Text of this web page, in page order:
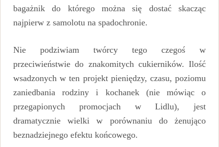
bagażnik do którego można się dostać skacząc
najpierw z samolotu na spadochronie.
Nie podziwiam twórcy tego czegoś w
przeciwieństwie do znakomitych cukierników. Ilość
wsadzonych w ten projekt pieniędzy, czasu, poziomu
zaniedbania rodziny i kochanek (nie mówiąc o
przegapionych promocjach w Lidlu), jest
dramatycznie wielki w porównaniu do żenująco
beznadziejnego efektu końcowego.